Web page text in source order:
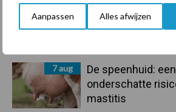
Aanpassen Alles afwijzen
7 aug
droogte en
7 aug
De speenhuid:
onderschatte
mastitis